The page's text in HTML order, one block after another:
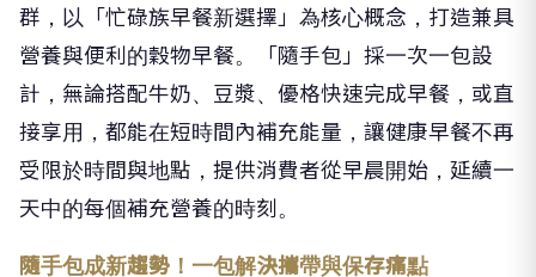
群，以「忙碌族早餐新選擇」為核心概念，打造兼具
營養與便利的穀物早餐。「隨手包」採一次一包設
計，無論搭配牛奶、豆漿、優格快速完成早餐，或直
接享用，都能在短時間內補充能量，讓健康早餐不再
受限於時間與地點，提供消費者從早晨開始，延續一
天中的每個補充營養的時刻。
隨手包成新趨勢！一包解決攜帶與保存痛點